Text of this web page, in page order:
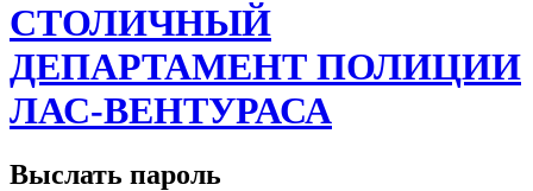
СТОЛИЧНЫЙ
ДЕПАРТАМЕНТ ПОЛИЦИИ
ЛАС-ВЕНТУРАСА
Выслать пароль